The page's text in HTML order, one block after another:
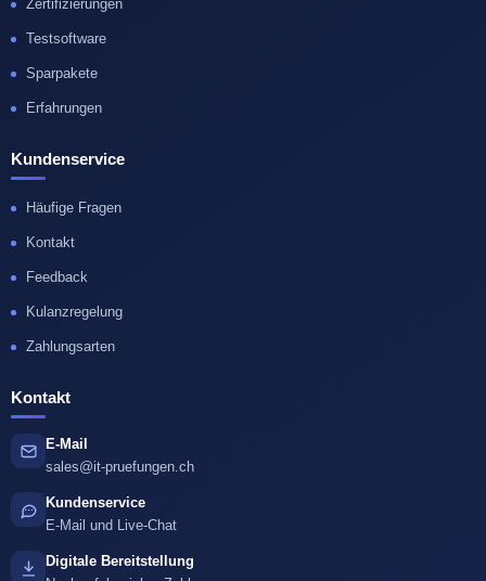
Zertifizierungen
Testsoftware
Sparpakete
Erfahrungen
Kundenservice
Häufige Fragen
Kontakt
Feedback
Kulanzregelung
Zahlungsarten
Kontakt
E-Mail
sales@it-pruefungen.ch
Kundenservice
E-Mail und Live-Chat
Digitale Bereitstellung